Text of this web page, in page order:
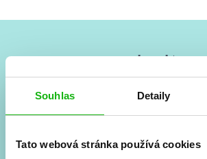
Souhlas Detaily
Tato webová stránka používá cookies
Vše kolem #youngadult každý měsíc
a seriálové adaptace a